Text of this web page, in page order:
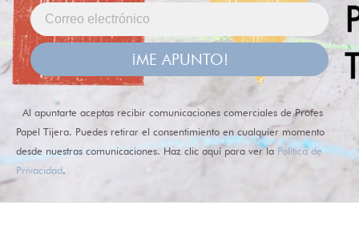
¡ME APUNTO!
Al apuntarte aceptas recibir comunicaciones comerciales de Profes
Papel Tijera. Puedes retirar el consentimiento en cualquier momento
desde nuestras comunicaciones. Haz clic aquí para ver la Política de
Privacidad.